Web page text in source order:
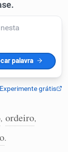
, ordeiro,
.